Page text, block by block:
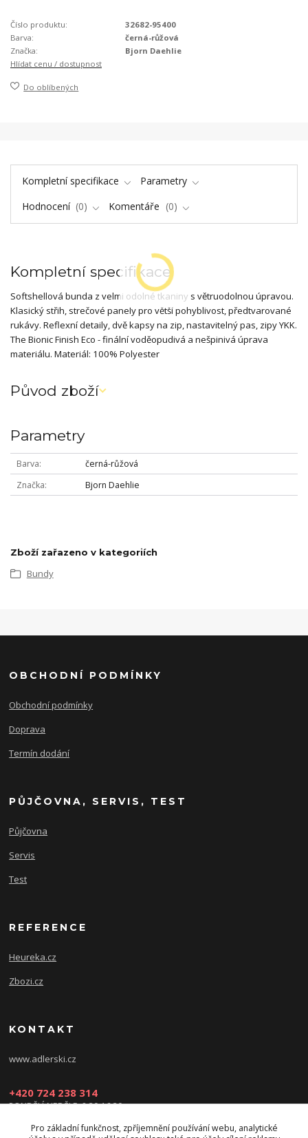
Číslo produktu:
32682-95400
Barva:
černá-růžová
Značka:
Bjorn Daehlie
Hlídat cenu / dostupnost
Do oblíbených
Kompletní specifikace
Parametry
Hodnocení
0 Komentáře 0
Kompletní specifikace
Softshellová bunda z velmi odolné tkaniny s větruodolnou úpravou.
Klasický střih, strečové panely pro větší pohyblivost, předtvarované
rukávy. Reflexní detaily, dvě kapsy na zip, nastavitelný pas, zipy YKK.
The Bionic Finish Eco - finální voděopudivá a nešpinivá úprava
materiálu. Materiál: 100% Polyester
Původ zboží
Parametry
Barva
černá-růžová
Značka
Bjorn Daehlie
Zboží zařazeno v kategoriích
Bundy
OBCHODNÍ PODMÍNKY
Obchodní podmínky
Doprava
Termín dodání
PŮJČOVNA, SERVIS, TEST
Půjčovna
Servis
Test
REFERENCE
Heureka.cz
Zbozi.cz
KONTAKT
www.adlerski.cz
+420 724 238 314
PONDĚLÍ-NEDĚLE: 8:30-16:30
eshop@adler-ski.cz
Pro základní funkčnost, zpříjemnění používání webu, analytické